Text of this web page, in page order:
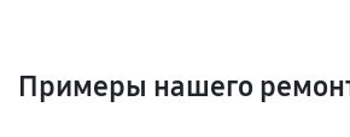
Примеры нашего